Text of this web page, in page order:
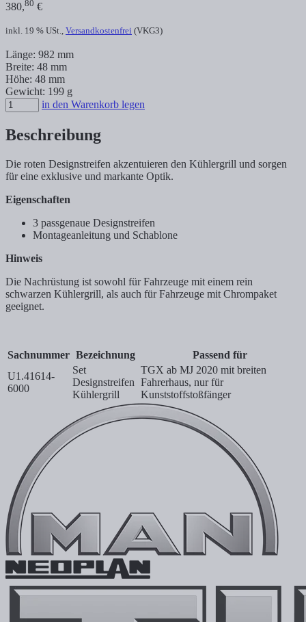
380,80 €
inkl. 19 % USt., Versandkostenfrei (VKG3)
Länge: 982 mm
Breite: 48 mm
Höhe: 48 mm
Gewicht: 199 g
in den Warenkorb legen
Beschreibung
Die roten Designstreifen akzentuieren den Kühlergrill und sorgen
für eine exklusive und markante Optik.
Eigenschaften
3 passgenaue Designstreifen
Montageanleitung und Schablone
Hinweis
Die Nachrüstung ist sowohl für Fahrzeuge mit einem rein
schwarzen Kühlergrill, als auch für Fahrzeuge mit Chrompaket
geeignet.
Sachnummer Bezeichnung
Passend für
U1.41614-
6000
Set
Designstreifen
Kühlergrill
TGX ab MJ 2020 mit breiten
Fahrerhaus, nur für
Kunststoffstoßfänger